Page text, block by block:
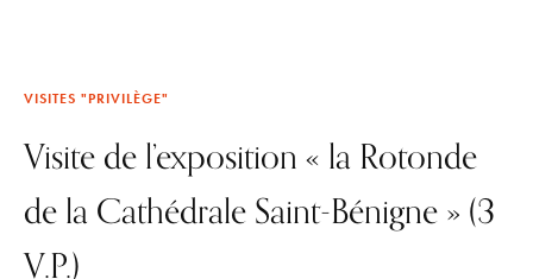
VISITES "PRIVILÈGE"
Visite de l’exposition « la Rotonde
de la Cathédrale Saint-Bénigne » (3
V.P.)